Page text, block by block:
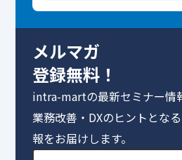
メルマガ
登録無料！
intra-martの最新セミナー情
業務改善・DXのヒントとな
報をお届けします。